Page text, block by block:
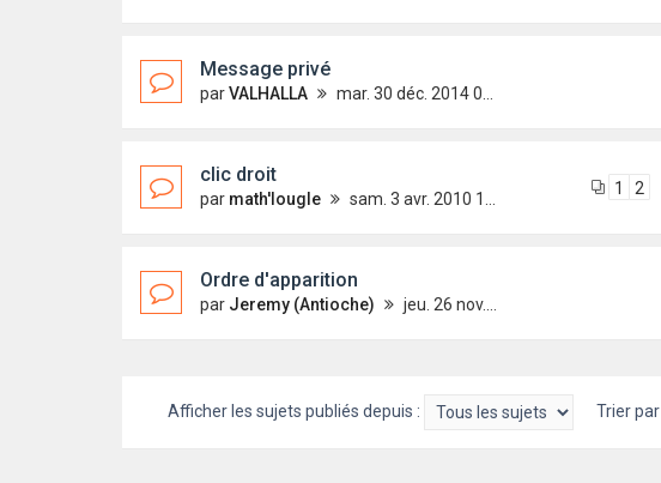
Message privé
parVALHALLA mar. 30 déc. 2014 09:38
clic droit
par math'lougle sam. 3 avr. 2010 13:44
1 2
Ordre d'apparition
par Jeremy (Antioche) jeu. 26 nov. 2009 21:57
Afficher les sujets publiés depuis : Trier par